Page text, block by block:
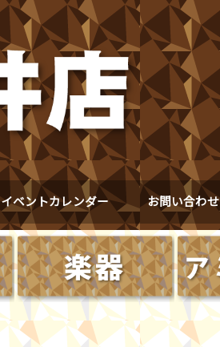
イベントカレンダー お問い合わせ